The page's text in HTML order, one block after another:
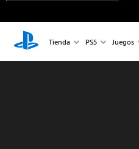
Tienda PS5 Juegos